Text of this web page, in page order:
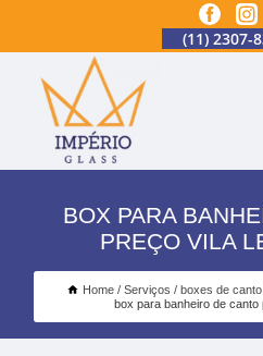
(11) 2307-
BOX PARA
PREÇO VILA
Home Serviços boxes de canto
box para banheiro de canto